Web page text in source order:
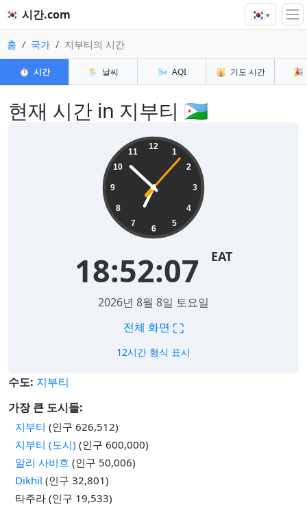
🇰🇷 시간.com 🇰🇷▾
홈 국가 지부티의 시간
⏱️ 시간 🌦️ 날씨 🌬️ AQI 🕌 기도 시간 🎉
현재 시간 in 지부티 🇩🇯
12
1
2
3
4
5
6
7
8
9
10
11
18:52:07 EAT
2026년 8월 8일 토요일
전체 화면 ⛶
12시간 형식 표시
수도: 지부티
가장 큰 도시들:
지부티 (인구 626,512)
지부티 (도시) (인구 600,000)
알리 사비흐 (인구 50,006)
Dikhil (인구 32,801)
타주라 (인구 19,533)